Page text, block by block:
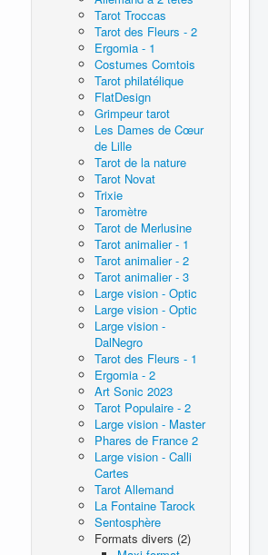
Tarot Troccas
Tarot des Fleurs - 2
Ergomia - 1
Costumes Comtois
Tarot philatélique
FlatDesign
Grimpeur tarot
Les Dames de Cœur
de Lille
Tarot de la nature
Tarot Novat
Trixie
Taromètre
Tarot de Merlusine
Tarot animalier - 1
Tarot animalier - 2
Tarot animalier - 3
Large vision - Optic
Large vision - Optic
Large vision -
DalNegro
Tarot des Fleurs - 1
Ergomia - 2
Art Sonic 2023
Tarot Populaire - 2
Large vision - Master
Phares de France 2
Large vision - Calli
Cartes
Tarot Allemand
La Fontaine Tarock
Sentosphère
Formats divers (2)